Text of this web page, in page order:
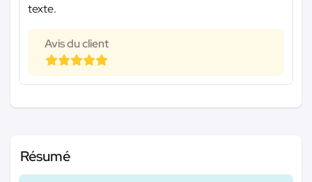
texte.
Avis du client
Résumé